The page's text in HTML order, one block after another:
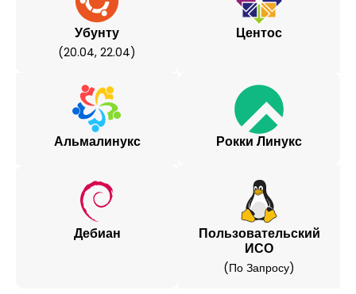
Убунту
(20.04, 22.04)
Центос
Альмалинукс Рокки Линукс
Дебиан
Пользовательский
ИСО
(по Запросу)